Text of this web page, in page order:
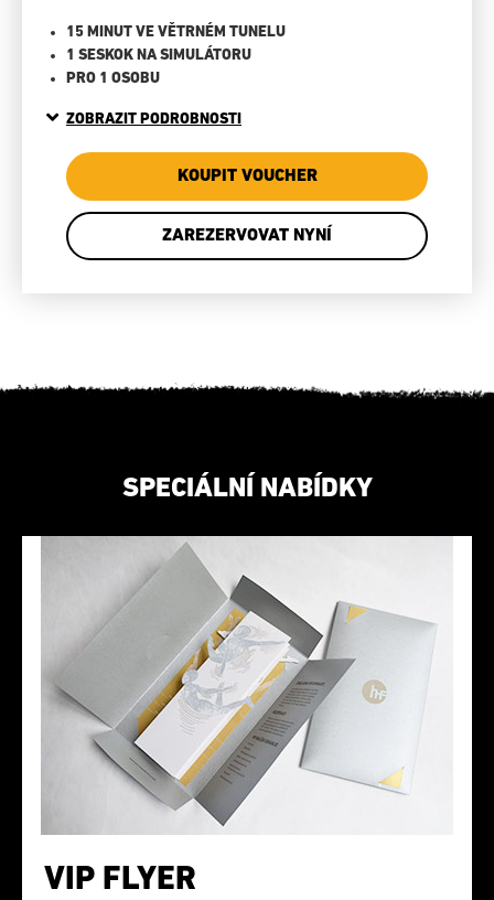
15 MINUT VE VĚTRNÉM TUNELU
1 SESKOK NA SIMULÁTORU
PRO 1 OSOBU
ZOBRAZIT PODROBNOSTI
KOUPIT VOUCHER
ZAREZERVOVAT NYNÍ
SPECIÁLNÍ NABÍDKY
VIP FLYER